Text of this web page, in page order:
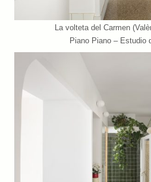
La volteta del Carmen
Piano Piano – Estudio